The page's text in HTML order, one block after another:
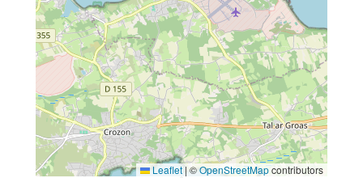
Leaflet | ©OpenStreetMapcontributors